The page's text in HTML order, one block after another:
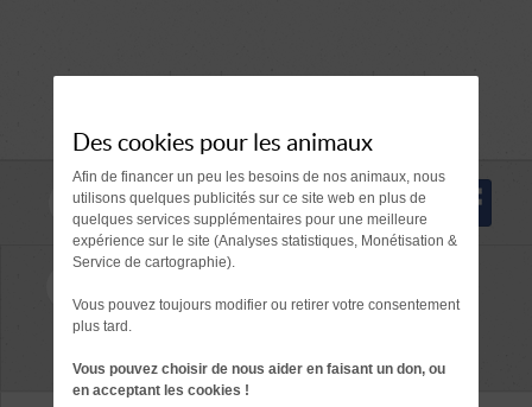
Nous suivre
Tél. 04 76 77 20 06
38420 LE VERSOUD
Des cookies pour les animaux
Afin de financer un peu les besoins de nos animaux, nous
utilisons quelques publicités sur ce site web en plus de
quelques services supplémentaires pour une meilleure
expérience sur le site (Analyses statistiques, Monétisation &
Service de cartographie).
Vous pouvez toujours modifier ou retirer votre consentement
plus tard.
Vous pouvez choisir de nous aider en faisant un don, ou
en acceptant les cookies !